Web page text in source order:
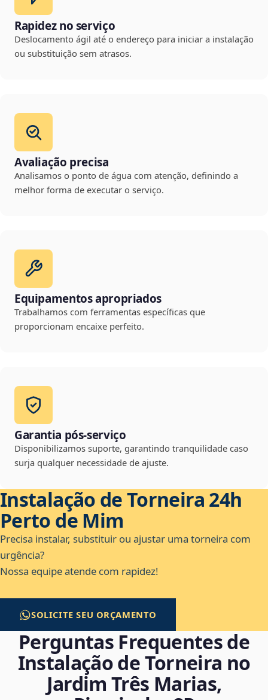
Rapidez no serviço
Deslocamento ágil até o endereço para iniciar a instalação
ou substituição sem atrasos.
Avaliação precisa
Analisamos o ponto de água com atenção, definindo a
melhor forma de executar o serviço.
Equipamentos apropriados
Trabalhamos com ferramentas específicas que
proporcionam encaixe perfeito.
Garantia pós-serviço
Disponibilizamos suporte, garantindo tranquilidade caso
surja qualquer necessidade de ajuste.
Instalação de Torneira 24h
Perto de Mim
Precisa instalar, substituir ou ajustar uma torneira com
urgência?
Nossa equipe atende com rapidez!
SOLICITE SEU ORÇAMENTO
Perguntas Frequentes de
Instalação de Torneira no
Jardim Três Marias,